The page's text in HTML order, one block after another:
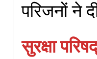
परिजनों ने
सुरक्षा